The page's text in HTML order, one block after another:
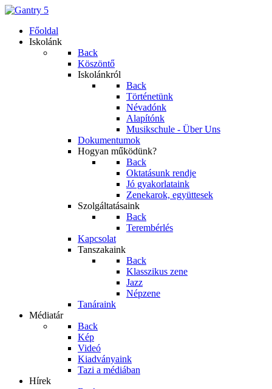
Főoldal
Iskolánk
Back
Köszöntő
Iskolánkról
Back
Történetünk
Névadónk
Alapítónk
Musikschule - Über Uns
Dokumentumok
Hogyan működünk?
Back
Oktatásunk rendje
Jó gyakorlataink
Zenekarok, együttesek
Szolgáltatásaink
Back
Terembérlés
Kapcsolat
Tanszakaink
Back
Klasszikus zene
Jazz
Népzene
Tanáraink
Médiatár
Back
Kép
Videó
Kiadványaink
Tazi a médiában
Hírek